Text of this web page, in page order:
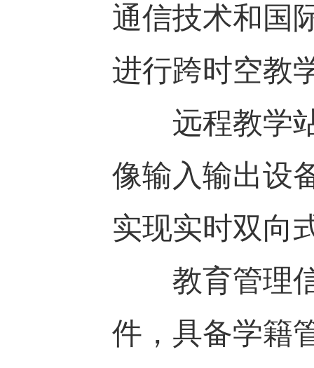
通信技术和国
进行跨时空教
远程教学站
像输入输出设
实现实时双向
教育管理信
件，具备学籍